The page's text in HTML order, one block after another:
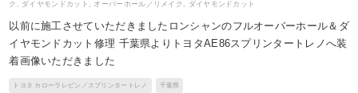
ク , ダイヤモンドカット , オーバーホール／リメイク , ダイヤモンドカット
以前に施工させていただきましたロンシャンのフルオーバーホール＆ダ
イヤモンドカット修理 千葉県よりトヨタAE86スプリンタートレノへ装
着画像いただきました
トヨタ カローラレビン／スプリンタートレノ 千葉県